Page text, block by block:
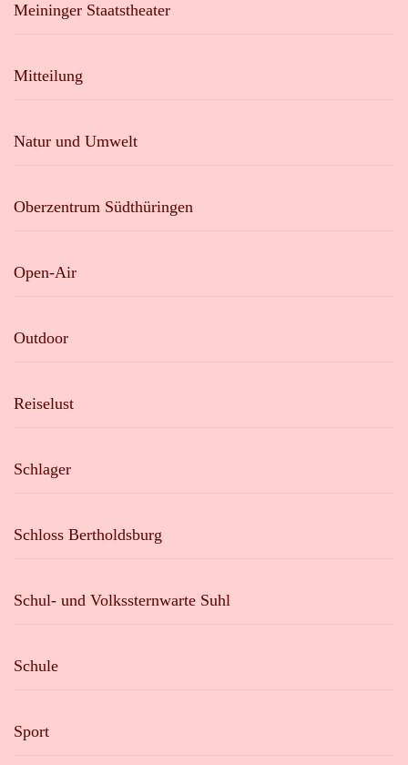
Meininger Staatstheater
Mitteilung
Natur und Umwelt
Oberzentrum Südthüringen
Open-Air
Outdoor
Reiselust
Schlager
Schloss Bertholdsburg
Schul- und Volkssternwarte Suhl
Schule
Sport